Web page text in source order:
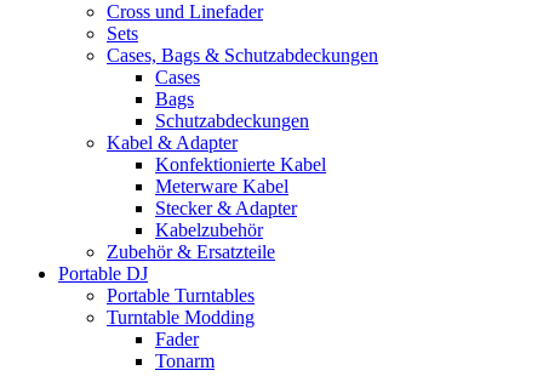
Cross und Linefader
Sets
Cases, Bags & Schutzabdeckungen
Cases
Bags
Schutzabdeckungen
Kabel & Adapter
Konfektionierte Kabel
Meterware Kabel
Stecker & Adapter
Kabelzubehör
Zubehör & Ersatzteile
Portable DJ
Portable Turntables
Turntable Modding
Fader
Tonarm